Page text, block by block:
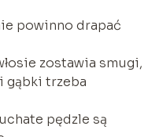
powinno drapać
zostawia smugi,
gąbki trzeba
pędzle są